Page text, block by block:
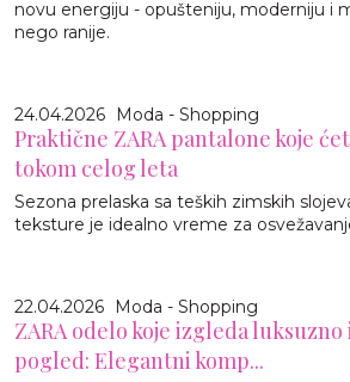
novu energiju - opušteniju, moderniju i
nego ranije.
24.04.2026 Moda - Shopping
Praktične ZARA pantalone koje
tokom celog leta
Sezona prelaska sa teških zimskih
teksture je idealno vreme za
22.04.2026 Moda - Shopping
ZARA odelo koje izgleda luksuzno
pogled: Elegantni komp...